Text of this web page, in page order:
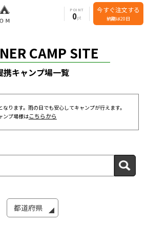
POINT
0
今すぐ注文する
納期は20日
CAMP SITE
携キャンプ場一覧
ります。雨の日でも安心してキャンプが行えます。
ンプ場様はこちらから